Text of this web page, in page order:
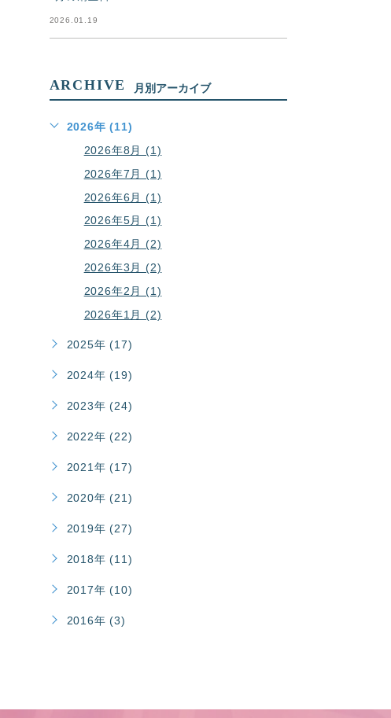
2026.01.19
ARCHIVE 月別アーカイブ
2026年 (11)
2026年8月 (1)
2026年7月 (1)
2026年6月 (1)
2026年5月 (1)
2026年4月 (2)
2026年3月 (2)
2026年2月 (1)
2026年1月 (2)
2025年 (17)
2024年 (19)
2023年 (24)
2022年 (22)
2021年 (17)
2020年 (21)
2019年 (27)
2018年 (11)
2017年 (10)
2016年 (3)